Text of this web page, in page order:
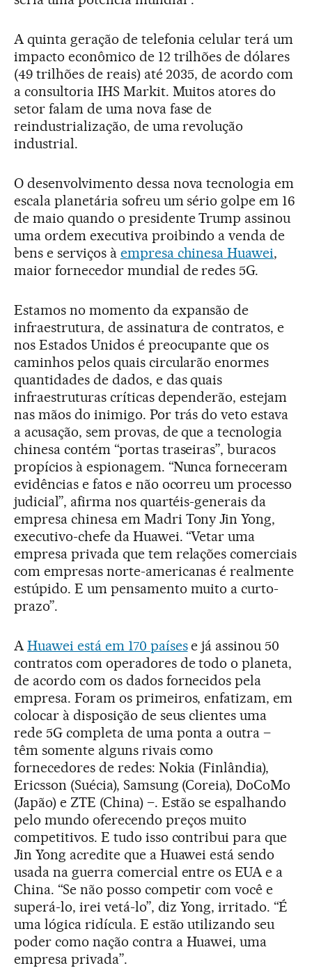
A quinta geração de telefonia celular terá um
impacto econômico de 12 trilhões de dólares
(49 trilhões de reais) até 2035, de acordo com
a consultoria IHS Markit. Muitos atores do
setor falam de uma nova fase de
reindustrialização, de uma revolução
industrial.
O desenvolvimento dessa nova tecnologia em
escala planetária sofreu um sério golpe em 16
de maio quando o presidente Trump assinou
uma ordem executiva proibindo a venda de
bens e serviços à empresa chinesa Huawei,
maior fornecedor mundial de redes 5G.
Estamos no momento da expansão de
infraestrutura, de assinatura de contratos, e
nos Estados Unidos é preocupante que os
caminhos pelos quais circularão enormes
quantidades de dados, e das quais
infraestruturas críticas dependerão, estejam
nas mãos do inimigo. Por trás do veto estava
a acusação, sem provas, de que a tecnologia
chinesa contém “portas traseiras”, buracos
propícios à espionagem. “Nunca forneceram
evidências e fatos e não ocorreu um processo
judicial”, afirma nos quartéis-generais da
empresa chinesa em Madri Tony Jin Yong,
executivo-chefe da Huawei. “Vetar uma
empresa privada que tem relações comerciais
com empresas norte-americanas é realmente
estúpido. E um pensamento muito a curto-
prazo”.
A Huawei está em 170 paísese já assinou 50
contratos com operadores de todo o planeta,
de acordo com os dados fornecidos pela
empresa. Foram os primeiros, enfatizam, em
colocar à disposição de seus clientes uma
rede 5G completa de uma ponta a outra –
têm somente alguns rivais como
fornecedores de redes: Nokia (Finlândia),
Ericsson (Suécia), Samsung (Coreia), DoCoMo
(Japão) e ZTE (China) –. Estão se espalhando
pelo mundo oferecendo preços muito
competitivos. E tudo isso contribui para que
Jin Yong acredite que a Huawei está sendo
usada na guerra comercial entre os EUA e a
China. “Se não posso competir com você e
superá-lo, irei vetá-lo”, diz Yong, irritado. “É
uma lógica ridícula. E estão utilizando seu
poder como nação contra a Huawei, uma
empresa privada”.